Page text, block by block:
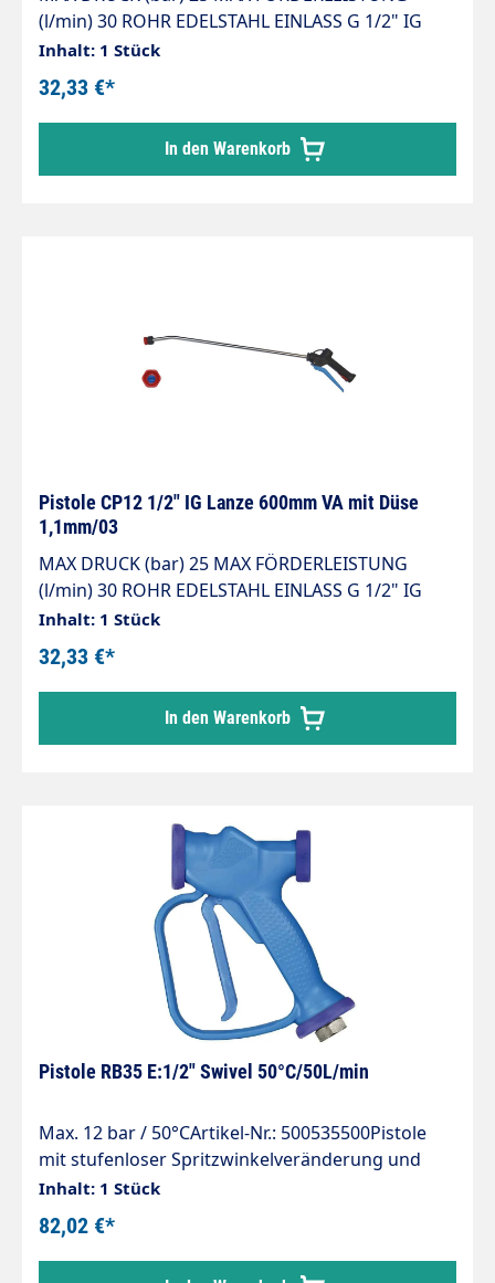
(l/min) 30 ROHR EDELSTAHL EINLASS G 1/2" IG
Die spezielle Version der Universal Pistolen mit
integrierter Edelstahllanze und Flachstrahldüse.
Die Zerstäubungspistole Universal von CT ist ein
Zubehör welches entwickelt wurde, um mit
verschiedenartig flüssigen Lösungen zu
funktionieren: alkalische oder säurehaltige
Hebeln unterscheiden kann. Es gibt verschiedene
Versionen der UNIVERSAL Pistole; differenzierbar
auf Grund der unterschiedlichen Hebelfarben .
chemischen Produkten.
Inhalt: 1 Stück
32,33 €*
In den Warenkorb
Pistole CP12 1/2" IG Lanze 600mm VA mit Düse
1,1mm/03
MAX DRUCK (bar) 25 MAX FÖRDERLEISTUNG
(l/min) 30 ROHR EDELSTAHL EINLASS G 1/2" IG
Die spezielle Version der Universal Pistolen mit
integrierter Edelstahllanze und Flachstrahldüse.
Die Zerstäubungspistole Universal von CT ist ein
Zubehör welches entwickelt wurde, um mit
verschiedenartig flüssigen Lösungen zu
funktionieren: alkalische oder säurehaltige
Pflanzenschutzprodukten und andere. Es gibt
verschiede Versionen der Universal Pistole,
welche man an den farblich unterschiedlichen
Hebeln unterscheiden kann. Es gibt verschiedene
Versionen der UNIVERSAL Pistole; differenzierbar
auf Grund der unterschiedlichen Hebelfarben .
Jede Version präsentiert sich durch besondere
verschiedene Konstruktionen und macht die
Pistole kompatibel mit jeweils bestimmten
chemischen Produkten.
Inhalt: 1 Stück
32,33 €*
In den Warenkorb
Pistole RB35 E:1/2" Swivel 50°C/50L/min
Max. 12 bar / 50°CArtikel-Nr.: 500535500Pistole
mit stufenloser Spritzwinkelveränderung und
SicherungsbügelMax. 12 bar / 50 l/min. /
50°CEingang: 1/2" IG drehbarMaterial: Messing
Inhalt: 1 Stück
82,02 €*